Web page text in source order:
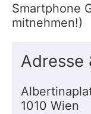
Smartphone
mitnehmen!)
Adresse
1010 Wien